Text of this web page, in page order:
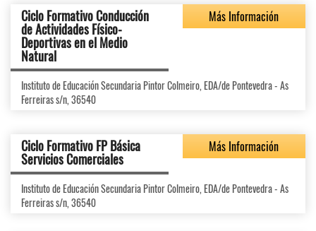
Ciclo Formativo Conducción
de Actividades Físico-
Deportivas en el Medio
Natural
Más Información
Instituto de Educación Secundaria Pintor Colmeiro, EDA/de Pontevedra - As
Ferreiras s/n, 36540
Ciclo Formativo FP Básica
Servicios Comerciales
Más Información
Instituto de Educación Secundaria Pintor Colmeiro, EDA/de Pontevedra - As
Ferreiras s/n, 36540